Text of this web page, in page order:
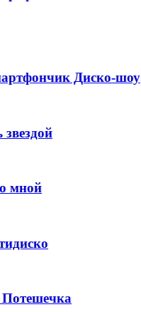
Диско-шоу
мной
Потешечка